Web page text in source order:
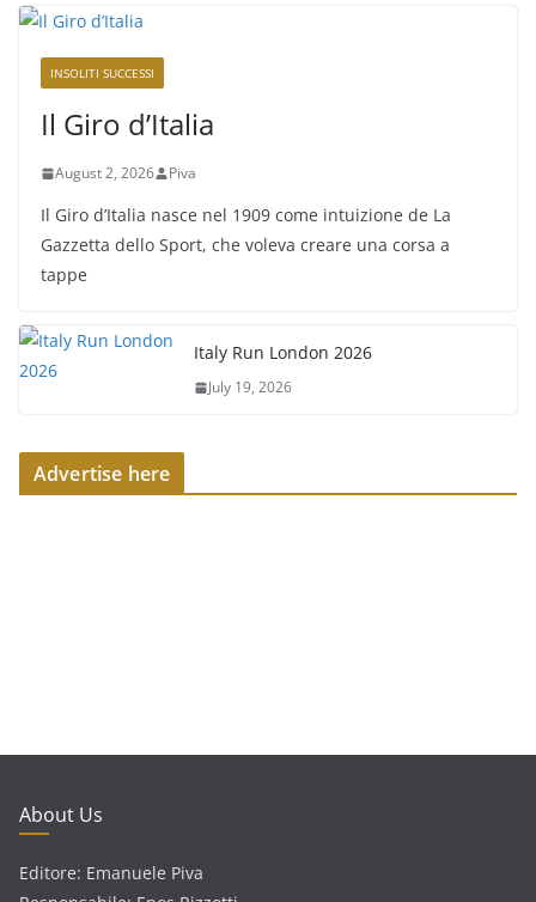
INSOLITI SUCCESSI
Il Giro d’Italia
August 2, 2026 Piva
Il Giro d’Italia nasce nel 1909 come intuizione de La
Gazzetta dello Sport, che voleva creare una corsa a
tappe
Italy Run London 2026
July 19, 2026
Advertise here
About Us
Editore: Emanuele Piva